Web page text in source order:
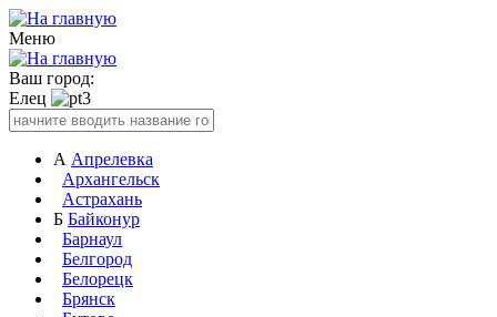
Меню
Ваш город:
Елец
А Апрелевка
Архангельск
Астрахань
Б Байконур
Барнаул
Белгород
Белорецк
Брянск